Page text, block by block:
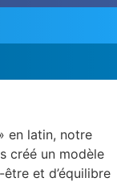
en latin, notre
créé un modèle
et d’équilibre